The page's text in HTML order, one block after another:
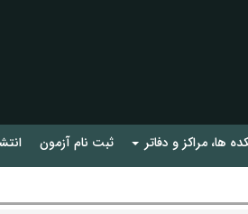
ها، مراکز و دفاتر ثبت نام آزمون